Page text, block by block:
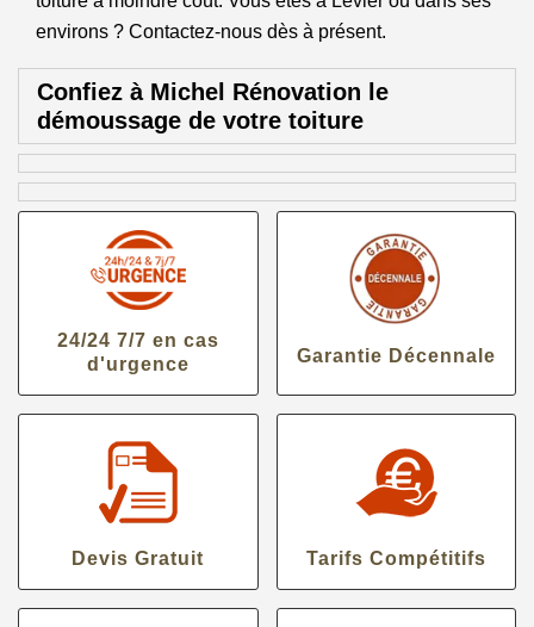
environs ? Contactez-nous dès à présent.
Confiez à Michel Rénovation le
démoussage de votre toiture
24/24 7/7 en cas
d'urgence
Garantie Décennale
Devis Gratuit Tarifs Compétitifs